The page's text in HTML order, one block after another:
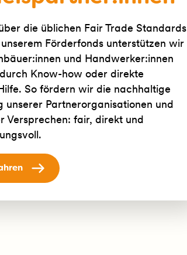
die üblichen Fair Trade Standards
Förderfonds unterstützen wir
und Handwerker:innen
Know-how oder direkte
So fördern wir die nachhaltige
unserer Partnerorganisationen und
Versprechen: fair, direkt und